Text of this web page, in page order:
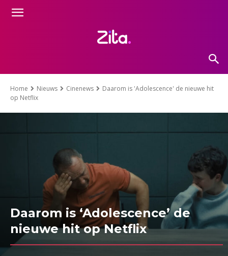
Home Nieuws Cinenews
Daarom is 'Adolescence' de nieuwe hit
op Netflix
Daarom is ‘Adolescence’ de
nieuwe hit op Netflix